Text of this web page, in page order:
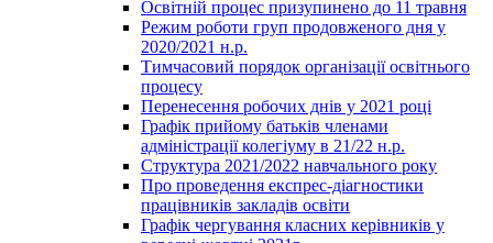
Освітній процес призупинено до 11 травня
Режим роботи груп продовженого дня у
2020/2021 н.р.
Тимчасовий порядок організації освітнього
процесу
Перенесення робочих днів у 2021 році
Графік прийому батьків членами
адміністрації колегіуму в 21/22 н.р.
Структура 2021/2022 навчального року
Про проведення експрес-діагностики
працівників закладів освіти
Графік чергування класних керівників у